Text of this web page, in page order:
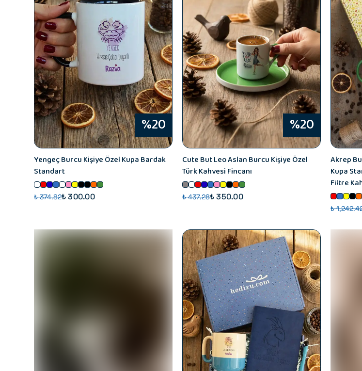
%20
Yengeç Burcu Kişiye Özel Kupa Bardak
Standart
₺ 374.82₺ 300.00
%20
Cute But Leo Aslan Burcu Kişiye Özel
Türk Kahvesi Fincanı
₺ 437.28₺ 350.00
Akrep
Kupa
Filtre
₺